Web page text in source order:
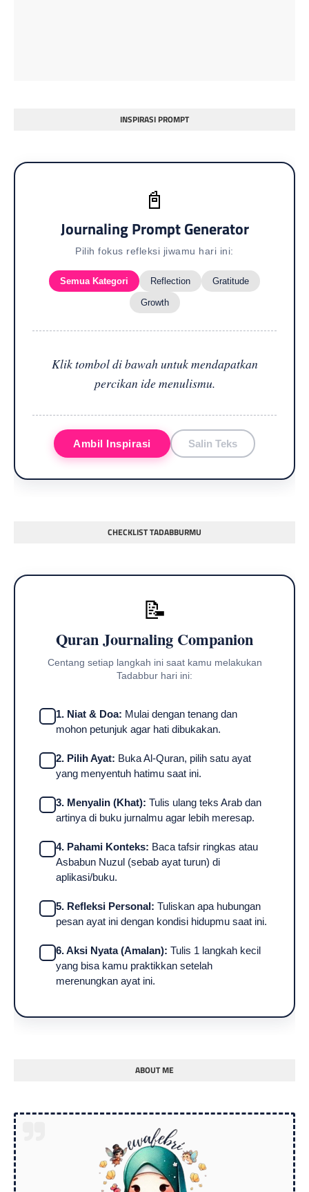
INSPIRASI PROMPT
📓
Journaling Prompt Generator
Pilih fokus refleksi jiwamu hari ini:
Semua Kategori Reflection Gratitude
Growth
Klik tombol di bawah untuk mendapatkan
percikan ide menulismu.
Ambil Inspirasi Salin Teks
CHECKLIST TADABBURMU
📝
Quran Journaling Companion
Centang setiap langkah ini saat kamu melakukan
Tadabbur hari ini:
1. Niat & Doa: Mulai dengan tenang dan
mohon petunjuk agar hati dibukakan.
2. Pilih Ayat: Buka Al-Quran, pilih satu ayat
yang menyentuh hatimu saat ini.
3. Menyalin (Khat): Tulis ulang teks Arab dan
artinya di buku jurnalmu agar lebih meresap.
4. Pahami Konteks: Baca tafsir ringkas atau
Asbabun Nuzul (sebab ayat turun) di
aplikasi/buku.
5. Refleksi Personal: Tuliskan apa hubungan
pesan ayat ini dengan kondisi hidupmu saat ini.
6. Aksi Nyata (Amalan): Tulis 1 langkah kecil
yang bisa kamu praktikkan setelah
merenungkan ayat ini.
ABOUT ME